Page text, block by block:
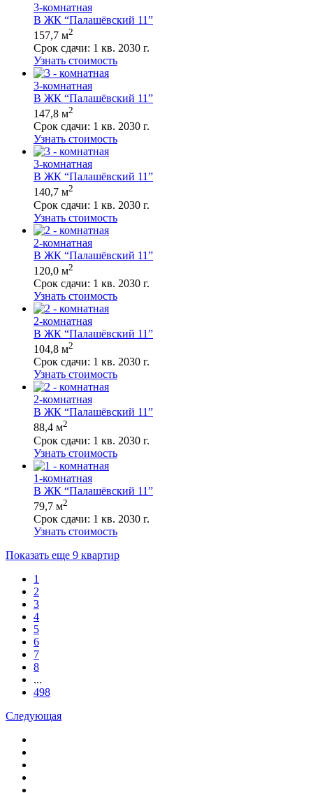
3-комнатная
В ЖК “Палашёвский 11”
157,7 м2
Срок сдачи: 1 кв. 2030 г.
Узнать стоимость
3-комнатная
В ЖК “Палашёвский 11”
147,8 м2
Срок сдачи: 1 кв. 2030 г.
Узнать стоимость
3-комнатная
В ЖК “Палашёвский 11”
140,7 м2
Срок сдачи: 1 кв. 2030 г.
Узнать стоимость
2-комнатная
В ЖК “Палашёвский 11”
120,0 м2
Срок сдачи: 1 кв. 2030 г.
Узнать стоимость
2-комнатная
В ЖК “Палашёвский 11”
104,8 м2
Срок сдачи: 1 кв. 2030 г.
Узнать стоимость
2-комнатная
В ЖК “Палашёвский 11”
88,4 м2
Срок сдачи: 1 кв. 2030 г.
Узнать стоимость
1-комнатная
В ЖК “Палашёвский 11”
79,7 м2
Срок сдачи: 1 кв. 2030 г.
Узнать стоимость
Показать еще 9 квартир
1
2
3
4
5
6
7
8
...
498
Следующая